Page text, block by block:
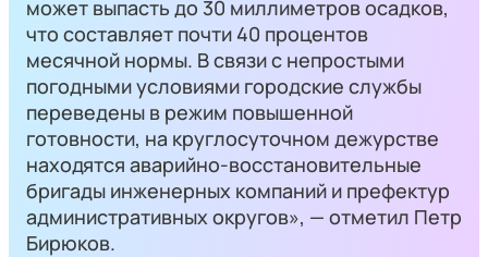
может выпасть до 30 миллиметров осадков,
что составляет почти 40 процентов
месячной нормы. В связи с непростыми
погодными условиями городские службы
переведены в режим повышенной
готовности, на круглосуточном дежурстве
находятся аварийно-восстановительные
бригады инженерных компаний и префектур
административных округов», — отметил Петр
Бирюков.